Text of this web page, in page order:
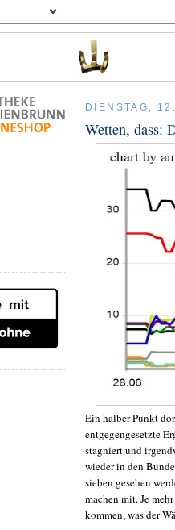
DIENSTAG,
Wetten, dass:
Ein halber Punkt
entgegengesetzte
stagniert und
wieder in den
sieben gesehen
machen mit. Je
kommen, was der